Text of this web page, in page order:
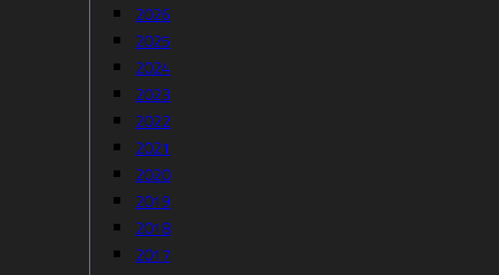
2026
2025
2024
2023
2022
2021
2020
2019
2018
2017